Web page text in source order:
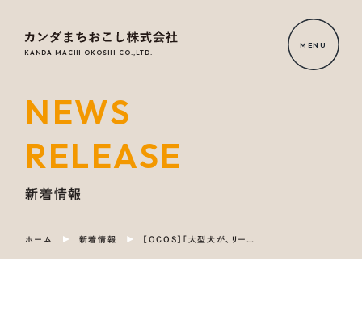
HOME
NEWS
OURSERVICE
MENU
KANDA MACHI OKOSHI CO.,LTD.
NEWS
RELEASE
新着情報
ホーム 新着情報 【OCOS】「大型犬が、リードを忘れて走れる場所を。下呂温泉に愛犬と家族のための一棟貸しヴィラ「八月一日 -hozumi-」をつくりたい」をリリースしました